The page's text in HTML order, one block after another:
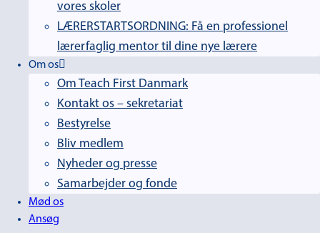
vores skoler
LÆRERSTARTSORDNING: Få en professionel
lærerfaglig mentor til dine nye lærere
Om os
Om Teach First Danmark
Kontakt os – sekretariat
Bestyrelse
Bliv medlem
Nyheder og presse
Samarbejder og fonde
Mød os
Ansøg